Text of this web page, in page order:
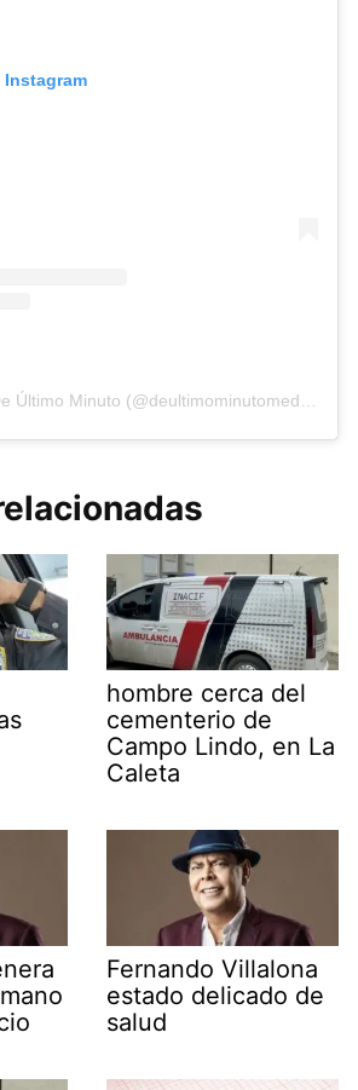
A post shared by De Último Minuto (@deultimominutomedia)
hombre cerca del
cementerio de
Campo Lindo, en La
Caleta
Fernando Villalona
estado delicado de
salud